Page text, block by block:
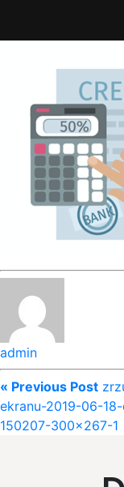
admin
« Previous Post
ekranu-2019-06-
150207-300×267-1